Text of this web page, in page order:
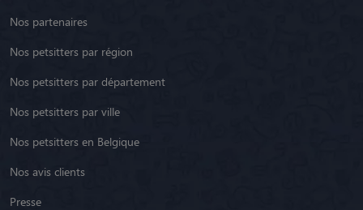
Nos partenaires
Nos petsitters par région
Nos petsitters par département
Nos petsitters par ville
Nos petsitters en Belgique
Nos avis clients
Presse